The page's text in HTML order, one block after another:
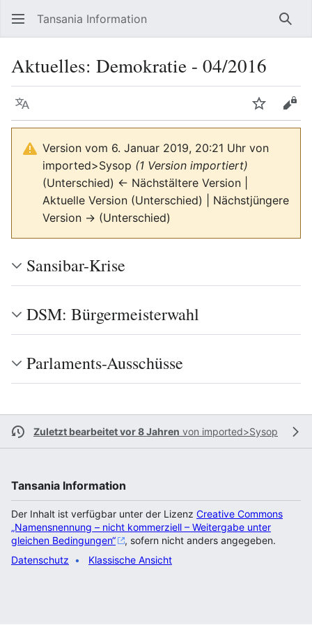
Tansania Information
Aktuelles: Demokratie - 04/2016
Sprache
Version vom 6. Januar 2019, 20:21 Uhr von
imported>Sysop (1 Version importiert)
(Unterschied) ← Nächstältere Version |
Aktuelle Version (Unterschied) | Nächstjüngere
Version → (Unterschied)
Sansibar-Krise
DSM: Bürgermeisterwahl
Parlaments-Ausschüsse
Zuletzt bearbeitet vor 8 Jahren von imported>Sysop
Tansania Information
Der Inhalt ist verfügbar unter der Lizenz Creative Commons
„Namensnennung – nicht kommerziell – Weitergabe unter
gleichen Bedingungen“
, sofern nicht anders angegeben.
Datenschutz
Klassische Ansicht